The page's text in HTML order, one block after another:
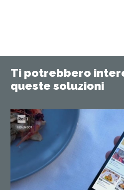
Ti potrebbero
queste soluzioni